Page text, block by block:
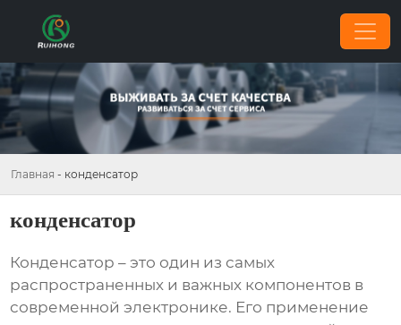
Главная - конденсатор
конденсатор
Конденсатор – это один из самых
распространенных и важных компонентов в
современной электронике. Его применение